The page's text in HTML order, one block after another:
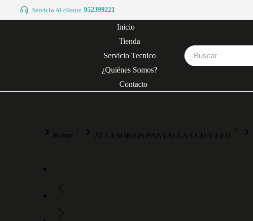
Servicio Al cliente 952399221
Inicio
Tienda
Servicio Tecnico
¿Quiénes Somos?
Contacto
You are here:
Home ACCESORIOS PANTALLA LCD Y LED